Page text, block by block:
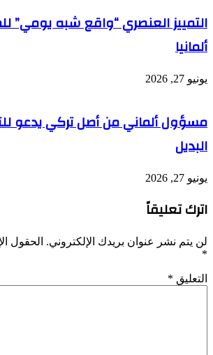
التمييز العنصري “واقع شبه يومي”
ألمانيا
يونيو 27, 2026
مسؤول ألماني من أصل تركي يدعو
البديل
يونيو 27, 2026
اترك تعليقاً
لن يتم نشر عنوان بريدك الإلكتروني. الحقول
*
التعليق *